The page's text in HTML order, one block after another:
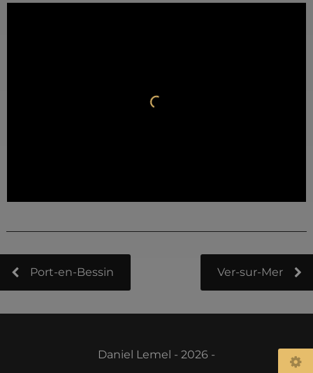
Port-en-Bessin Ver-sur-Mer
Daniel Lemel - 2026 -